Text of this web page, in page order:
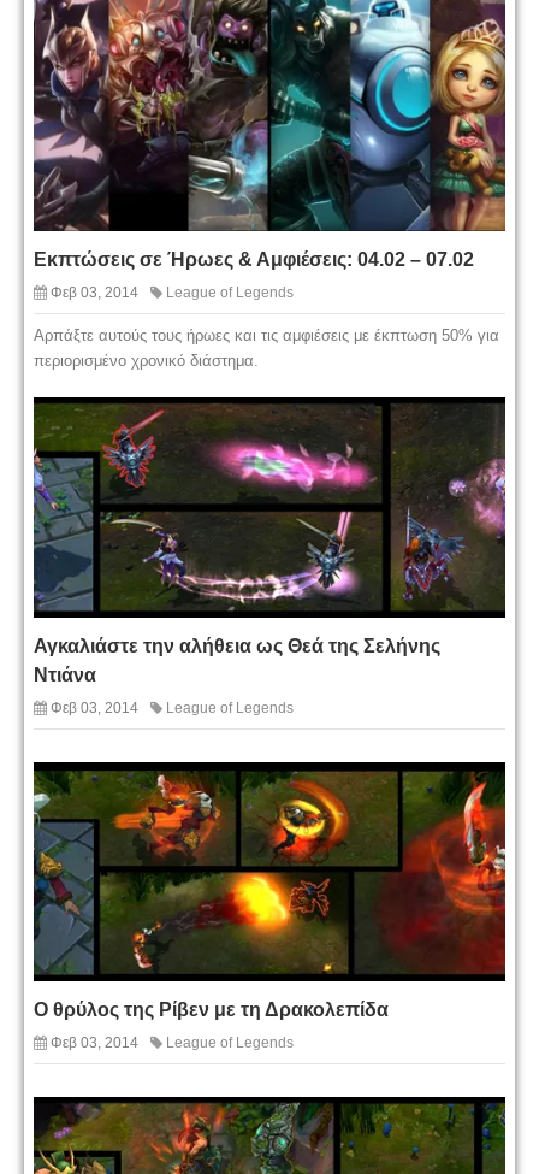
Εκπτώσεις σε Ήρωες & Αμφιέσεις: 04.02 – 07.02
Φεβ 03, 2014 League of Legends
Αρπάξτε αυτούς τους ήρωες και τις αμφιέσεις με έκπτωση 50% για
περιορισμένο χρονικό διάστημα.
Αγκαλιάστε την αλήθεια ως Θεά της Σελήνης
Ντιάνα
Φεβ 03, 2014 League of Legends
Ο θρύλος της Ρίβεν με τη Δρακολεπίδα
Φεβ 03, 2014 League of Legends